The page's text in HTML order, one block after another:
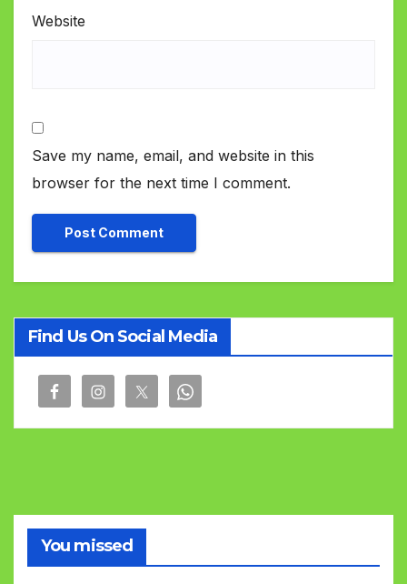
Website
Save my name, email, and website in this
browser for the next time I comment.
Find Us On Social Media
You missed